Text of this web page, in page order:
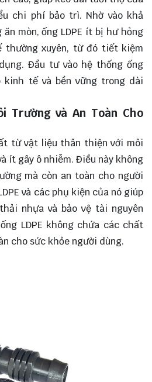
chi phí bảo trì. Nhờ vào khả
mòn, ống LDPE ít bị hư hỏng
thường xuyên, từ đó tiết kiệm
Đầu tư vào hệ thống ống
kinh tế và bền vững trong dài
Trường và An Toàn Cho
từ vật liệu thân thiện với môi
ít gây ô nhiễm. Điều này không
mà còn an toàn cho người
và các phụ kiện của nó giúp
nhựa và bảo vệ tài nguyên
LDPE không chứa các chất
cho sức khỏe người dùng.